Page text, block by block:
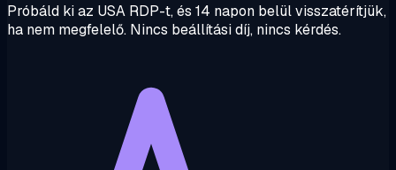
Próbáld ki az USA RDP-t, és 14 napon belül visszatérítjük,
ha nem megfelelő. Nincs beállítási díj, nincs kérdés.